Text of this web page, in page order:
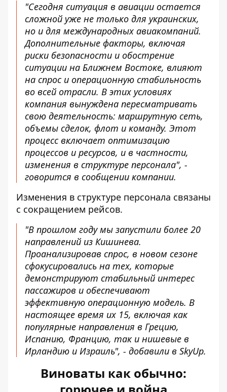
"Сегодня ситуация в авиации остается
сложной уже не только для украинских,
но и для международных авиакомпаний.
Дополнительные факторы, включая
риски безопасности и обострение
ситуации на Ближнем Востоке, влияют
на спрос и операционную стабильность
во всей отрасли. В этих условиях
компания вынуждена пересматривать
свою деятельность: маршрутную сеть,
объемы сделок, флот и команду. Этот
процесс включает оптимизацию
процессов и ресурсов, и в частности,
изменения в структуре персонала", -
говорится в сообщении компании.
Изменения в структуре персонала связаны
с сокращением рейсов.
"В прошлом году мы запустили более 20
направлений из Кишинева.
Проанализировав спрос, в новом сезоне
сфокусировались на тех, которые
демонстрируют стабильный интерес
пассажиров и обеспечивают
эффективную операционную модель. В
настоящее время их 15, включая как
популярные направления в Грецию,
Испанию, Францию, так и нишевые в
Ирландию и Израиль", - добавили в SkyUp.
Виноваты как обычно: